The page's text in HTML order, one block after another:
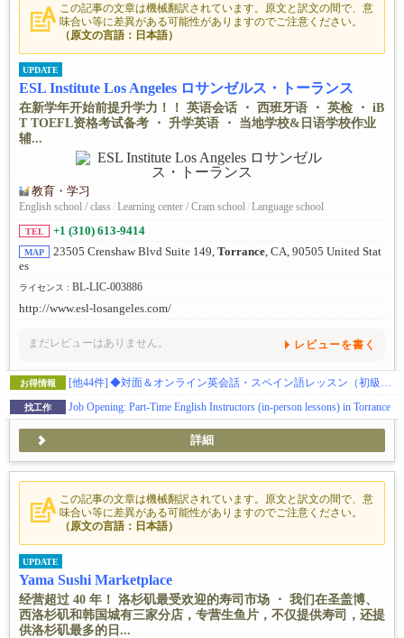
この記事の文章は機械翻訳されています。原文と訳文の間で、意
味合い等に差異がある可能性がありますのでご注意ください。
（原文の言語：日本語）
UPDATE
ESL Institute Los Angeles ロサンゼルス・トーランス
在新学年开始前提升学力！！ 英语会话 ・ 西班牙语 ・ 英检 ・ iB
T TOEFL资格考试备考 ・ 升学英语 ・ 当地学校&日语学校作业
辅...
教育・学习
English school / class /Learning center / Cram school/Language school
TEL +1 (310) 613-9414
MAP 23505 Crenshaw Blvd Suite 149, Torrance, CA, 90505 United Stat
es
ライセンス : BL-LIC-003886
http://www.esl-losangeles.com/
まだレビューはありません。 レビューを書く
お得情報 [他44件] ◆対面＆オンライン英会話・スペイン語レッスン（初級・中級・上級レベル）※お試しクーポンあり
找工作 Job Opening: Part-Time English Instructors (in-person lessons) in Torrance
詳細
この記事の文章は機械翻訳されています。原文と訳文の間で、意
味合い等に差異がある可能性がありますのでご注意ください。
（原文の言語：日本語）
UPDATE
Yama Sushi Marketplace
经营超过 40 年！ 洛杉矶最受欢迎的寿司市场 ・ 我们在圣盖博、
西洛杉矶和韩国城有三家分店，专营生鱼片，不仅提供寿司，还提
供洛杉矶最多的日...